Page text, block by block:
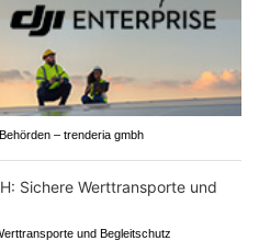
– trenderia gmbh
und Begleitschutz